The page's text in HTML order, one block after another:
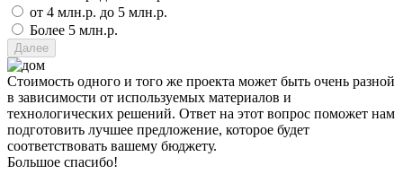
от 4 млн.р. до 5 млн.р.
Более 5 млн.р.
Стоимость одного и того же проекта может быть очень разной
в зависимости от используемых материалов и
технологических решений. Ответ на этот вопрос поможет нам
подготовить лучшее предложение, которое будет
соответствовать вашему бюджету.
Большое спасибо!